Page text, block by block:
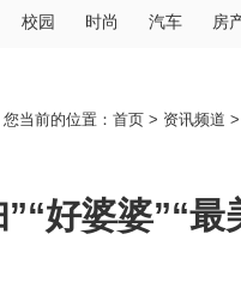
校园 时尚 汽车 房
您当前的位置： 首页 > 资讯频道
好婆婆”“